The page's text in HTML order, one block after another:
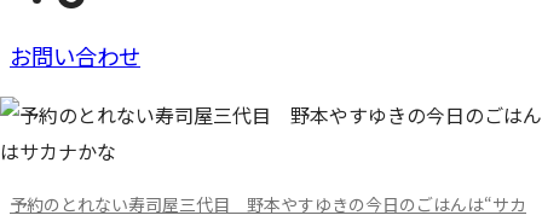
お問い合わせ
予約のとれない寿司屋三代目 野本やすゆきの今日のごはんは“サカ